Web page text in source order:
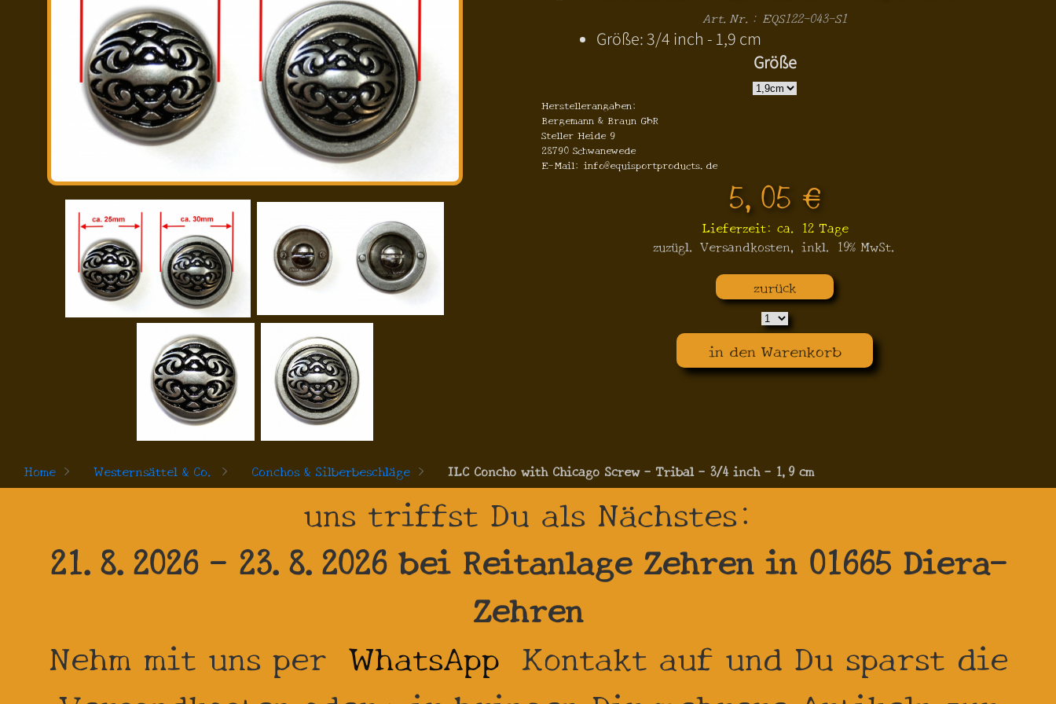
Art.Nr.: EQS122-043-S1
Größe: 3/4 inch - 1,9 cm
Größe
Herstellerangaben:
Bergemann & Braun GbR
Steller Heide 9
28790 Schwanewede
E-Mail: info@equisportproducts.de
5,05 €
Lieferzeit: ca. 12 Tage
zuzügl. Versandkosten, inkl. 19% MwSt.
zurück
in den Warenkorb
Home > Westernsättel & Co. > Conchos & Silberbeschläge > ILC Concho with Chicago Screw - Tribal - 3/4 inch - 1,9 cm
uns triffst Du als Nächstes:
21.8.2026 - 23.8.2026 bei Reitanlage Zehren in 01665 Diera-
Zehren
Nehm mit uns per WhatsApp Kontakt auf und Du sparst die